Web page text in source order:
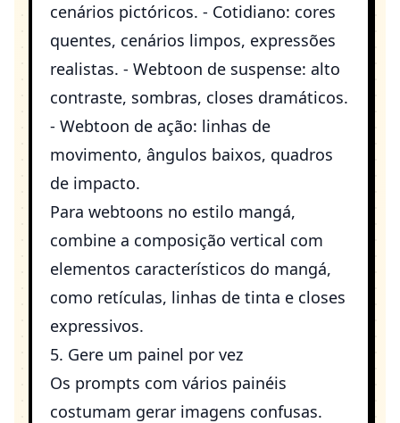
cenários pictóricos. - Cotidiano: cores
quentes, cenários limpos, expressões
realistas. - Webtoon de suspense: alto
contraste, sombras, closes dramáticos.
- Webtoon de ação: linhas de
movimento, ângulos baixos, quadros
de impacto.
Para webtoons no estilo mangá,
combine a composição vertical com
elementos característicos do mangá,
como retículas, linhas de tinta e closes
expressivos.
5. Gere um painel por vez
Os prompts com vários painéis
costumam gerar imagens confusas.